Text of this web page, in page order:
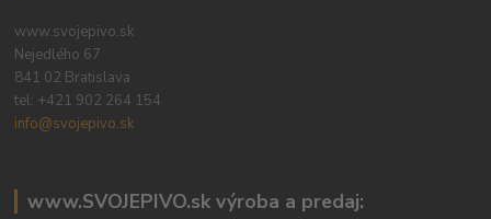
www.svojepivo.sk
Nejedlého 67
841 02 Bratislava
tel: +421 902 264 154
info@svojepivo.sk
www.SVOJEPIVO.sk výroba a predaj: